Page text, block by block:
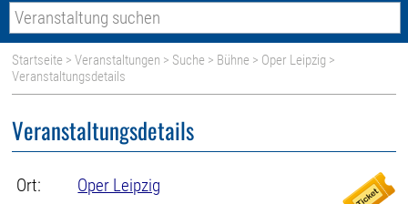
Startseite >Veranstaltungen > Suche > Bühne > Oper Leipzig >
Veranstaltungsdetails
Veranstaltungsdetails
Ort:
Oper Leipzig